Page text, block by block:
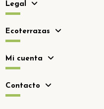
Legal
Ecoterrazas
Mi cuenta
Contacto